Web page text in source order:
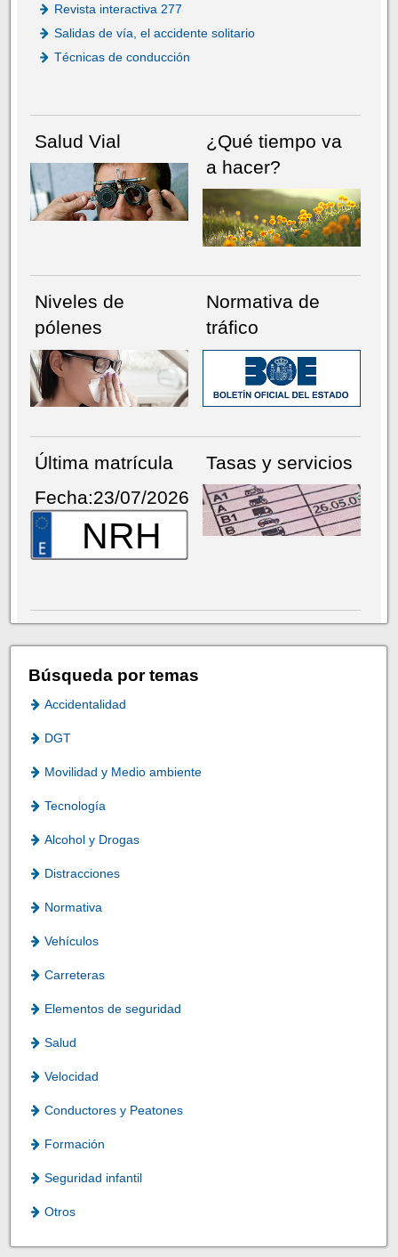
Revista interactiva 277
Salidas de vía, el accidente solitario
Técnicas de conducción
Salud Vial
¿Qué tiempo va
a hacer?
Niveles de
pólenes
Normativa de
tráfico
Última matrícula
Fecha:23/07/2026
NRH
Tasas y servicios
Búsqueda por temas
Accidentalidad
DGT
Movilidad y Medio ambiente
Tecnología
Alcohol y Drogas
Distracciones
Normativa
Vehículos
Carreteras
Elementos de seguridad
Salud
Velocidad
Conductores y Peatones
Formación
Seguridad infantil
Otros